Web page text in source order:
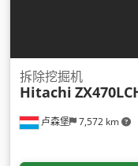
卢森堡 7,572 km
拆除挖掘机
Hitachi